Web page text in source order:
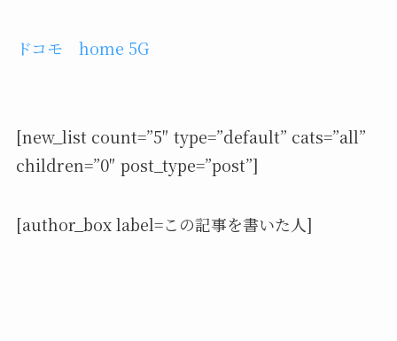
ドコモ home 5G
[new_list count=”5″ type=”default” cats=”all”
children=”0″ post_type=”post”]
[author_box label=この記事を書いた人]